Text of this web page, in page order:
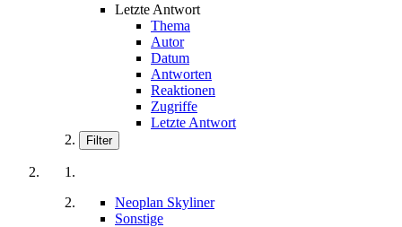
Letzte Antwort
Thema
Autor
Datum
Antworten
Reaktionen
Zugriffe
Letzte Antwort
Filter
Neoplan Skyliner
Sonstige